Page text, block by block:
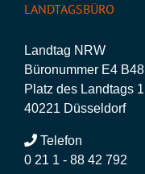
LANDTAGSBÜRO
Landtag NRW
Büronummer E4 B48
Platz des Landtags 1
40221 Düsseldorf
Telefon
0 21 1 - 88 42 792